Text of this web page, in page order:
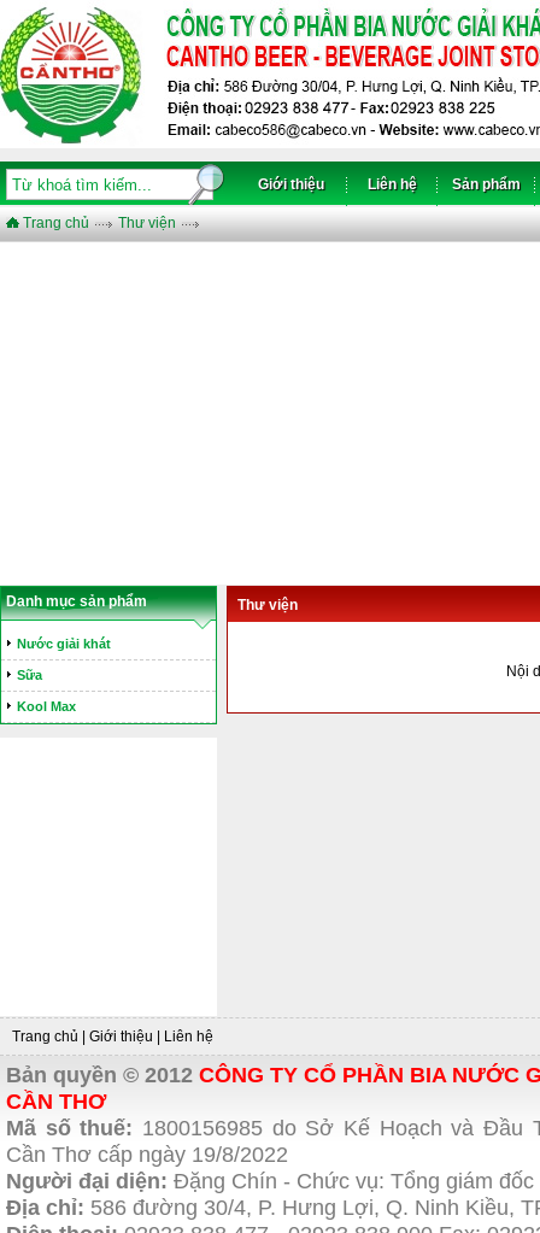
Giới thiệu Liên hệ Sản phẩm
Trang chủ Thư viện
Danh mục sản phẩm
Nước giải khát
Sữa
Kool Max
Thư viện
Nội
Trang chủ Giới thiệu Liên hệ
Bản quyền © 2012 CÔNG TY CỔ PHẦN BIA NƯỚC
CẦN THƠ
Mã số thuế: 1800156985 do Sở Kế Hoạch và Đầu
Cần Thơ cấp ngày 19/8/2022
Người đại diện: Đặng Chín - Chức vụ: Tổng giám đốc
Địa chỉ: 586 đường 30/4, P. Hưng Lợi, Q. Ninh Kiều,